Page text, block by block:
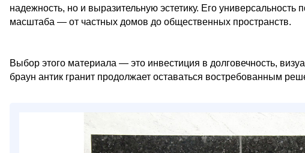
надежность, но и выразительную эстетику. Его универсальность
масштаба — от частных домов до общественных пространств.
Выбор этого материала — это инвестиция в долговечность,
браун антик гранит продолжает оставаться востребованным